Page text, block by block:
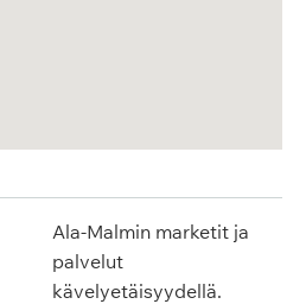
Ala-Malmin marketit ja
palvelut
kävelyetäisyydellä.